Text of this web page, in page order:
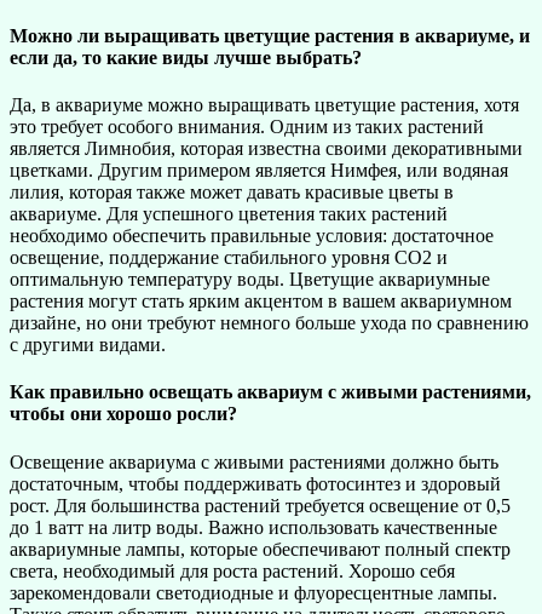
Можно ли выращивать цветущие растения в аквариуме, и
если да, то какие виды лучше выбрать?
Да, в аквариуме можно выращивать цветущие растения, хотя
это требует особого внимания. Одним из таких растений
является Лимнобия, которая известна своими декоративными
цветками. Другим примером является Нимфея, или водяная
лилия, которая также может давать красивые цветы в
аквариуме. Для успешного цветения таких растений
необходимо обеспечить правильные условия: достаточное
освещение, поддержание стабильного уровня CO2 и
оптимальную температуру воды. Цветущие аквариумные
растения могут стать ярким акцентом в вашем аквариумном
дизайне, но они требуют немного больше ухода по сравнению
с другими видами.
Как правильно освещать аквариум с живыми растениями,
чтобы они хорошо росли?
Освещение аквариума с живыми растениями должно быть
достаточным, чтобы поддерживать фотосинтез и здоровый
рост. Для большинства растений требуется освещение от 0,5
до 1 ватт на литр воды. Важно использовать качественные
аквариумные лампы, которые обеспечивают полный спектр
света, необходимый для роста растений. Хорошо себя
зарекомендовали светодиодные и флуоресцентные лампы.